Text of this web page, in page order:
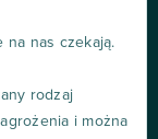
na nas czekają.
rodzaj
i można